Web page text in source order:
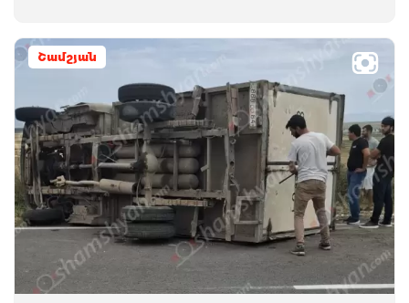
Շամշյան